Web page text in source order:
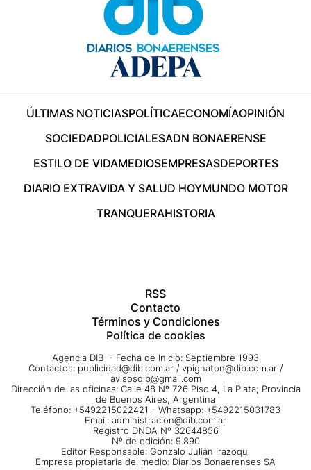
ÚLTIMAS NOTICIASPOLÍTICAECONOMÍAOPINIÓN
SOCIEDADPOLICIALESADN BONAERENSE
ESTILO DE VIDAMEDIOSEMPRESASDEPORTES
DIARIO EXTRAVIDA Y SALUD HOYMUNDO MOTOR
TRANQUERAHISTORIA
RSS
Contacto
Términos y Condiciones
Política de cookies
Agencia DIB - Fecha de Inicio: Septiembre 1993
Contactos: publicidad@dib.com.ar / vpignaton@dib.com.ar /
avisosdib@gmail.com
Dirección de las oficinas: Calle 48 Nº 726 Piso 4, La Plata; Provincia
de Buenos Aires, Argentina
Teléfono: +5492215022421 - Whatsapp: +5492215031783
Email: administracion@dib.com.ar
Registro DNDA Nº 32644856
Nº de edición: 9.890
Editor Responsable: Gonzalo Julián Irazoqui
Empresa propietaria del medio: Diarios Bonaerenses SA